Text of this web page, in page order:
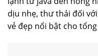
dịu nhẹ, thư thái đối
vẻ đẹp nổi bật cho